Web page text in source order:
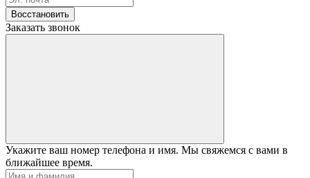
Восстановить
Заказать звонок
Укажите ваш номер телефона и имя. Мы свяжемся с вами в
ближайшее время.